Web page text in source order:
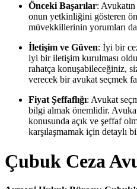
Önceki Başarılar:
onun yetkinliğini gösteren
müvekkillerinin yorumları
İletişim ve Güven: İyi bir
iyi bir iletişim kurulması
rahatça konuşabileceğiniz,
verecek bir avukat seçmek
Fiyat Şeffaflığı: Avukat
bilgi almak önemlidir.
konusunda açık ve şeffaf
karşılaşmamak için detaylı
Çubuk Ceza